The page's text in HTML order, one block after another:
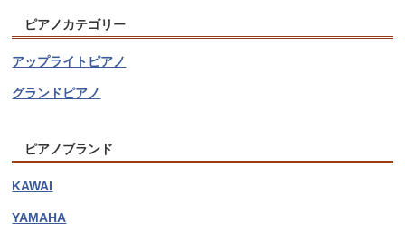
ピアノカテゴリー
アップライトピアノ
グランドピアノ
ピアノブランド
KAWAI
YAMAHA